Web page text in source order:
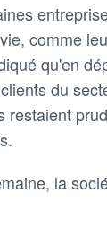
comme
qu'en
du
restaient
la